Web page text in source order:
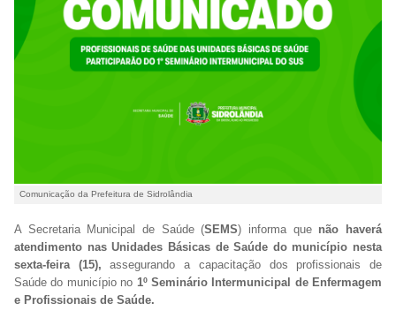
Comunicação da Prefeitura de Sidrolândia
A Secretaria Municipal de Saúde (SEMS) informa que não haverá
atendimento nas Unidades Básicas de Saúde do município nesta
sexta-feira (15), assegurando a capacitação dos profissionais de
Saúde do município no 1º Seminário Intermunicipal de Enfermagem
e Profissionais de Saúde.